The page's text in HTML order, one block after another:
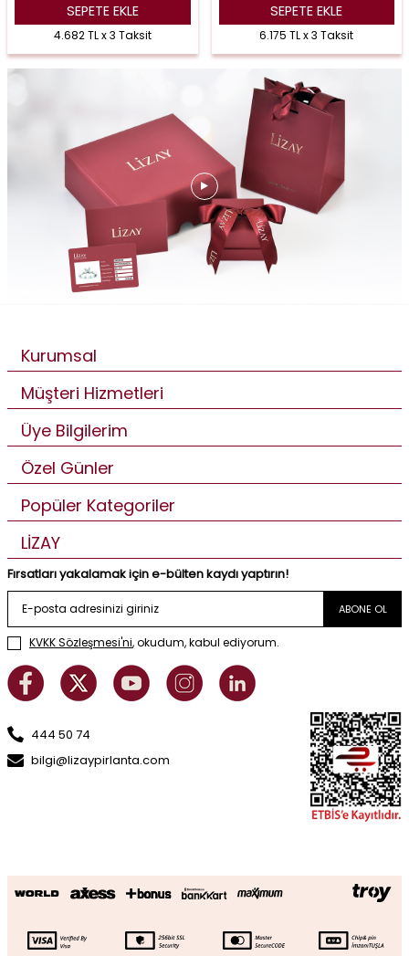
SEPETE EKLE
4.682 TL x 3 Taksit
SEPETE EKLE
6.175 TL x 3 Taksit
Kurumsal
Müşteri Hizmetleri
Üye Bilgilerim
Özel Günler
Popüler Kategoriler
LİZAY
Fırsatları yakalamak için e-bülten kaydı yaptırın!
ABONE OL
KVKK Sözleşmesi'ni, okudum, kabul ediyorum.
444 50 74
bilgi@lizaypirlanta.com